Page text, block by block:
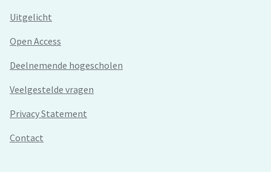
Uitgelicht
Open Access
Deelnemende hogescholen
Veelgestelde vragen
Privacy Statement
Contact